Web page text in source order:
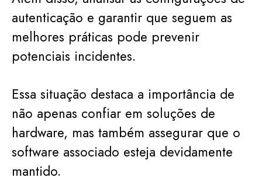
autenticação e garantir que seguem as
melhores práticas pode prevenir
potenciais incidentes.
Essa situação destaca a importância de
não apenas confiar em soluções de
hardware, mas também assegurar que o
software associado esteja devidamente
mantido.